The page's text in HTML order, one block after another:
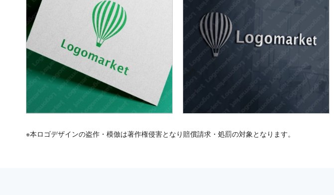
※本ロゴデザインの盗作・模倣は著作権侵害となり賠償請求・処罰の対象となります。